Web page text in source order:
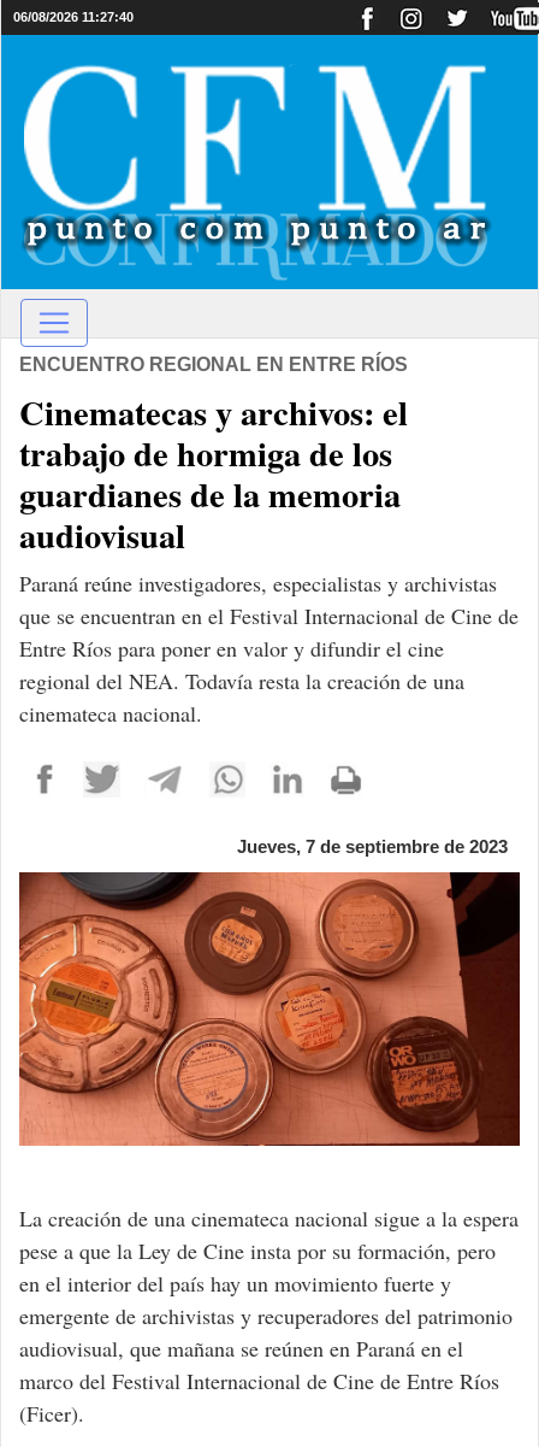
06/08/2026 11:27:40
ENCUENTRO REGIONAL EN ENTRE RÍOS
Cinematecas y archivos: el
trabajo de hormiga de los
guardianes de la memoria
audiovisual
Paraná reúne investigadores, especialistas y archivistas
que se encuentran en el Festival Internacional de Cine de
Entre Ríos para poner en valor y difundir el cine
regional del NEA. Todavía resta la creación de una
cinemateca nacional.
Jueves, 7 de septiembre de 2023
La creación de una cinemateca nacional sigue a la espera
pese a que la Ley de Cine insta por su formación, pero
en el interior del país hay un movimiento fuerte y
emergente de archivistas y recuperadores del patrimonio
audiovisual, que mañana se reúnen en Paraná en el
marco del Festival Internacional de Cine de Entre Ríos
(Ficer).